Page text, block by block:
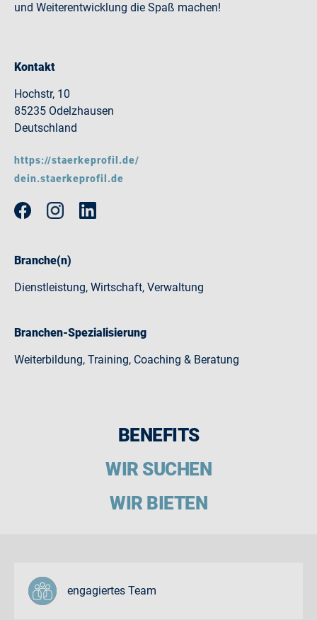
und Weiterentwicklung die Spaß machen!
Kontakt
Hochstr, 10
85235 Odelzhausen
Deutschland
https://staerkeprofil.de/
dein.staerkeprofil.de
Branche(n)
Dienstleistung, Wirtschaft, Verwaltung
Branchen-Spezialisierung
Weiterbildung, Training, Coaching & Beratung
BENEFITS
WIR SUCHEN
WIR BIETEN
engagiertes Team